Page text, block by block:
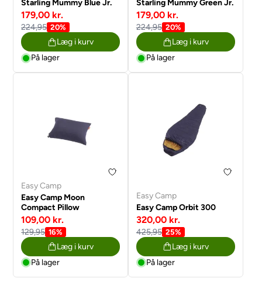
Starling Mummy Blue Jr.
179,00 kr.
224,95 20%
Læg i kurv
På lager
Starling Mummy Green Jr.
179,00 kr.
224,95 20%
Læg i kurv
På lager
Easy Camp
Easy Camp Moon
Compact Pillow
109,00 kr.
129,95 16%
Læg i kurv
På lager
Easy Camp
Easy Camp Orbit 300
320,00 kr.
425,95 25%
Læg i kurv
På lager